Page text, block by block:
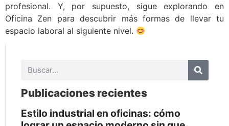
profesional. Y, por supuesto, sigue explorando en
Oficina Zen para descubrir más formas de llevar tu
espacio laboral al siguiente nivel.
Publicaciones recientes
Estilo industrial en oficinas: cómo